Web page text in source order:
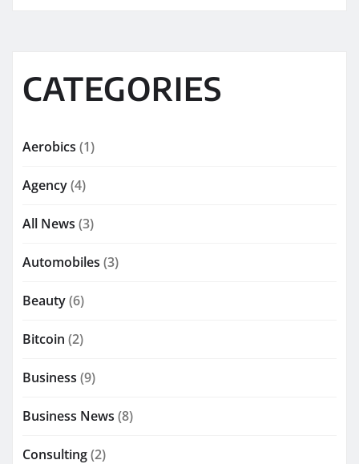
CATEGORIES
Aerobics (1)
Agency(4)
All News (3)
Automobiles (3)
Beauty(6)
Bitcoin (2)
Business (9)
Business News (8)
Consulting(2)